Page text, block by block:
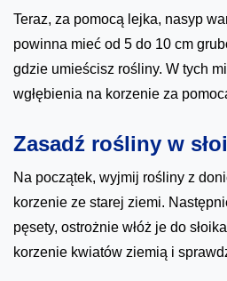
Teraz, za pomocą lejka, nasyp
powinna mieć od 5 do 10 cm
gdzie umieścisz rośliny. W tych
wgłębienia na korzenie za
Zasadź rośliny w
Na początek, wyjmij rośliny z
korzenie ze starej ziemi.
pęsety, ostrożnie włóż je do
korzenie kwiatów ziemią i